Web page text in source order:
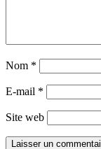
Nom *
E-mail *
Site web